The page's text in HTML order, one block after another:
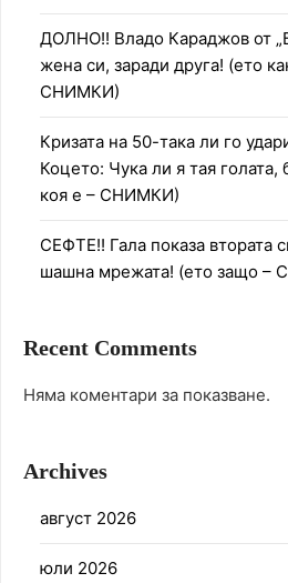
ДОЛНО!! Владо Караджов от
жена си, заради друга! (ето
СНИМКИ)
Кризата на 50-така ли го
Коцето: Чука ли я тая голата,
коя е – СНИМКИ)
СЕФТЕ!! Гала показа втората
шашна мрежата! (ето защо –
Recent Comments
Няма коментари за показване.
Archives
август 2026
юли 2026